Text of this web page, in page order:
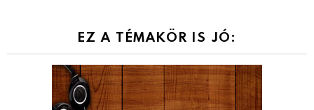
EZ A TÉMAKÖR IS JÓ: